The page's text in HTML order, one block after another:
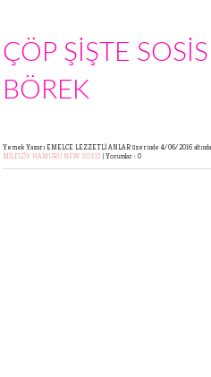
ÇÖP ŞİŞTE
BÖREK
Yemek Yazarı EMELCE LEZZETLİ ANLARüzerinde 4/06/2016 altında
MİLFLÖY HAMURU NEW SOSİS | Yorumlar : 0